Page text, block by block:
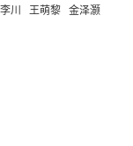
李川 王萌黎
金泽灏